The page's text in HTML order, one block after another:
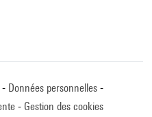
Données personnelles
Gestion des cookies